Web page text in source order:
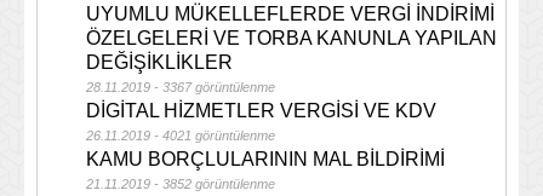
UYUMLU MÜKELLEFLERDE VERGİ İNDİRİMİ
ÖZELGELERİ VE TORBA KANUNLA YAPILAN
DEĞİŞİKLİKLER
28.11.2019 - 3367 görüntülenme
DİGİTAL HİZMETLER VERGİSİ VE KDV
26.11.2019 - 4021 görüntülenme
KAMU BORÇLULARININ MAL BİLDİRİMİ
21.11.2019 - 3852 görüntülenme